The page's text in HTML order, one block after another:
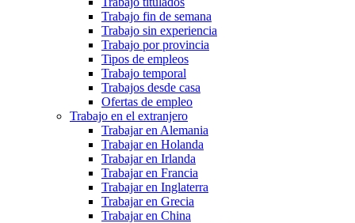
Trabajo fin de semana
Trabajo sin experiencia
Trabajo por provincia
Tipos de empleos
Trabajo temporal
Trabajos desde casa
Ofertas de empleo
Trabajo en el extranjero
Trabajar en Alemania
Trabajar en Holanda
Trabajar en Irlanda
Trabajar en Francia
Trabajar en Inglaterra
Trabajar en Grecia
Trabajar en China